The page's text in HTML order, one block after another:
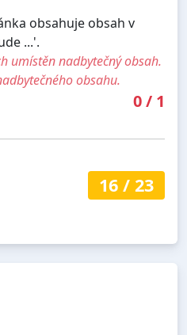
obsahuje obsah v
...'.
umístěn nadbytečný obsah.
obsahu.
0/ 1
16/ 23